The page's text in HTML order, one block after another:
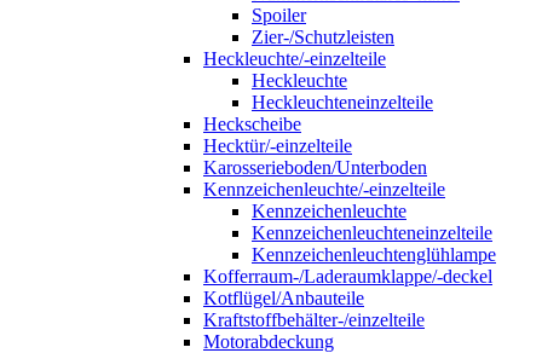
Spoiler
Zier-/Schutzleisten
Heckleuchte/-einzelteile
Heckleuchte
Heckleuchteneinzelteile
Heckscheibe
Hecktür/-einzelteile
Karosserieboden/Unterboden
Kennzeichenleuchte/-einzelteile
Kennzeichenleuchte
Kennzeichenleuchteneinzelteile
Kennzeichenleuchtenglühlampe
Kofferraum-/Laderaumklappe/-deckel
Kotflügel/Anbauteile
Kraftstoffbehälter-/einzelteile
Motorabdeckung